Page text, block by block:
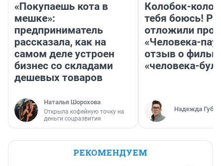
«Покупаешь кота в
мешке»:
предприниматель
рассказала, как на
самом деле устроен
бизнес со складами
дешевых товаров
Наталья Шорохова
Открыла кофейную точку на
деньги соцразвития
Колобок-
тебя боюсь!
отложили
«Человека-
отзыв о
«человека-
Надежда
РЕКОМЕНДУЕМ